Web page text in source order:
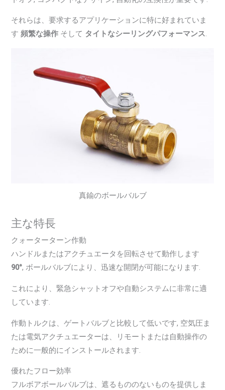
それらは、要求するアプリケーションに特に好まれていま
す頻繁な操作 そして タイトなシーリングパフォーマンス.
真鍮のボールバルブ
主な特長
クォーターターン作動
ハンドルまたはアクチュエータを回転させて動作します
90°, ボールバルブにより、迅速な開閉が可能になります.
これにより、緊急シャットオフや自動システムに非常に適
しています.
作動トルクは、ゲートバルブと比較して低いです, 空気圧ま
たは電気アクチュエーターは、リモートまたは自動操作の
ために一般的にインストールされます.
優れたフロー効率
フルボアボールバルブは、遮るもののないものを提供しま